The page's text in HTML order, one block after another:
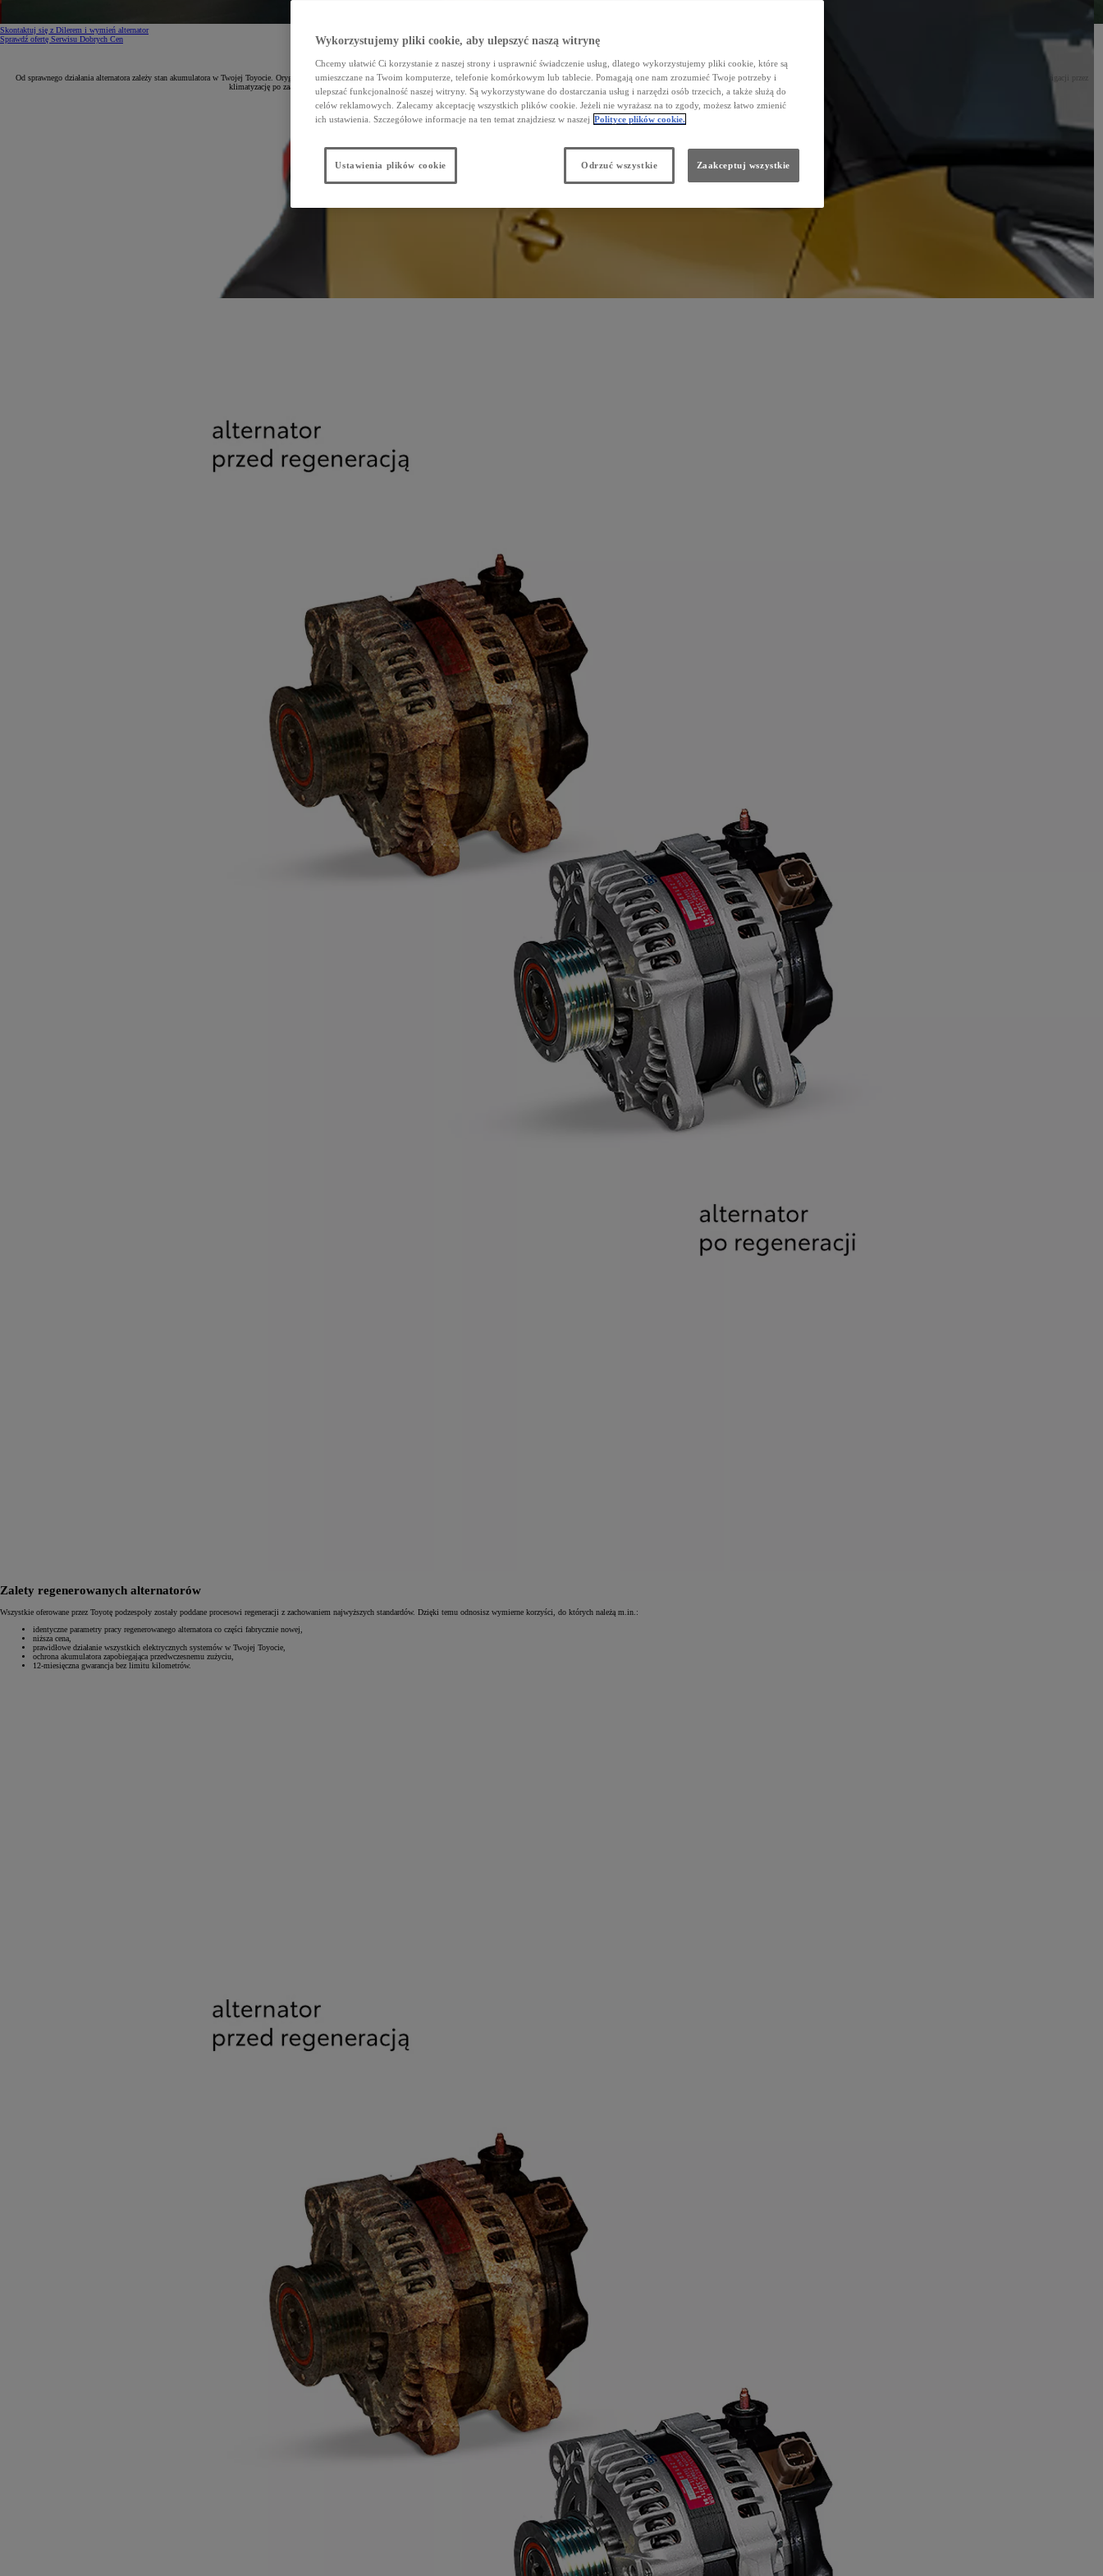
Skontaktuj się z Dilerem i wymień alternator
Sprawdź ofertę Serwisu Dobrych Cen
Za co odpowiada alternator?
Od sprawnego działania alternatora zależy stan akumulatora w Twojej Toyocie. Oryginalny regenerowany alternator zapewni odpowiednie ładowanie akumulatora w każdych warunkach. Nowoczesne samochody są wyposażone w wiele urządzeń o dużym zapotrzebowaniu na energię elektryczną. Od nagłośnienia i nawigacji przez
klimatyzację po zaawansowane systemy bezpieczeństwa, wszystkie te rozwiązania technologiczne wymagają poboru energii elektrycznej. Dlatego też niezawodne działanie alternatora jest tak ważne.
Zalety regenerowanych alternatorów
Wszystkie oferowane przez Toyotę podzespoły zostały poddane procesowi regeneracji z zachowaniem najwyższych standardów. Dzięki temu odnosisz wymierne korzyści, do których należą m.in.:
identyczne parametry pracy regenerowanego alternatora co części fabrycznie nowej,
niższa cena,
prawidłowe działanie wszystkich elektrycznych systemów w Twojej Toyocie,
ochrona akumulatora zapobiegająca przedwczesnemu zużyciu,
12-miesięczna gwarancja bez limitu kilometrów.
Wykorzystujemy pliki cookie, aby ulepszyć naszą witrynę
Chcemy ułatwić Ci korzystanie z naszej strony i usprawnić świadczenie usług, dlatego wykorzystujemy pliki cookie, które są
umieszczane na Twoim komputerze, telefonie komórkowym lub tablecie. Pomagają one nam zrozumieć Twoje potrzeby i
ulepszać funkcjonalność naszej witryny. Są wykorzystywane do dostarczania usług i narzędzi osób trzecich, a także służą do
celów reklamowych. Zalecamy akceptację wszystkich plików cookie. Jeżeli nie wyrażasz na to zgody, możesz łatwo zmienić
ich ustawienia. Szczegółowe informacje na ten temat znajdziesz w naszej Polityce plików cookie.
Ustawienia plików cookie Odrzuć wszystkie Zaakceptuj wszystkie